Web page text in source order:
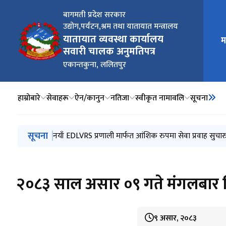
बागमती प्रदेश सरकार
उद्योग,पर्यटन,श्रम तथा यातायात मन्त्रालय
यातायात व्यवस्था कार्यालय
सवारी चालक अनुमतिपत्र
एकान्तकुना, ललितपुर
मुख्य
हाम्रोबारे सेवाहरू ऐन/कानुन नतिजा स्वीकृत नामावलि सूचना
मुख्य नेभिगेसनमा जानुहोस्
सूचना सवारी चालक अनुमतिपत्रका लागि स्वास्थ्य परिक्षण गर्ने
नयाँ EDLVRS प्रणाली मार्फत आंशिक रुपमा सेवा प्रवाह
सवारी चालक अनुमतीपत्र वितरण सम्बन्धी सुचना
सार्वजनिक अनुरोध सम्बन्धमा
२०८३ साल साउन ५ गते लिइने वर्ग (A) Trial परीक्षामा सहभागी
२०८३ साल असार ०९ गते मंगलबार
९ असार, २०८३